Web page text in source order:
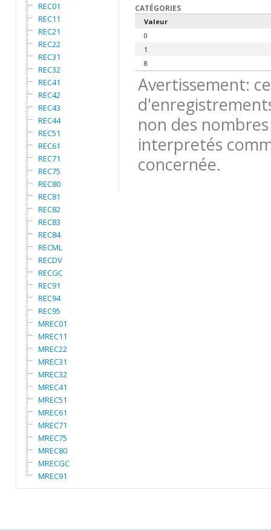
REC01
REC11
REC21
REC22
REC31
REC32
REC41
REC42
REC43
REC44
REC51
REC61
REC71
REC75
REC80
REC81
REC82
REC83
REC84
RECML
RECDV
RECGC
REC91
REC94
REC95
MREC01
MREC11
MREC22
MREC31
MREC32
MREC41
MREC51
MREC61
MREC71
MREC75
MREC80
MRECGC
MREC91
CATÉGORIES
Valeur
0
1
8
Avertissement:
non des
interpretés
concernée.